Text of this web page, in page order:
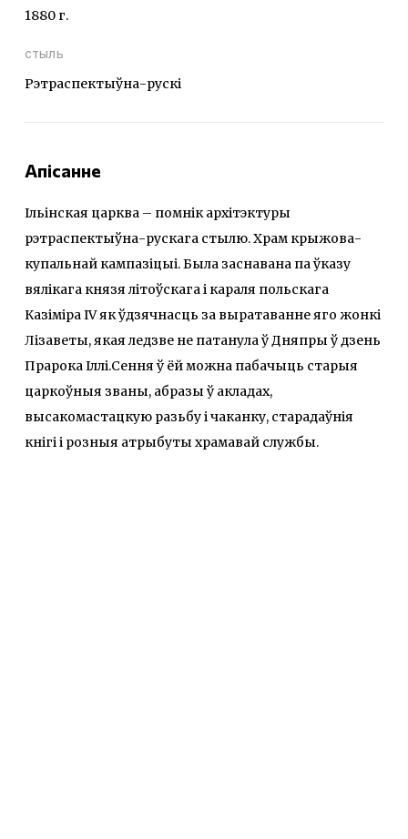
1880 г.
стыль
Рэтраспектыўна-рускі
Апісанне
Ільінская царква – помнік архітэктуры
рэтраспектыўна-рускага стылю. Храм крыжова-
купальнай кампазіцыі. Была заснавана па ўказу
вялікага князя літоўскага і караля польскага
Казіміра IV як ўдзячнасць за выратаванне яго жонкі
Лізаветы, якая ледзве не патанула ў Дняпры ў дзень
Прарока Іллі.Сення ў ёй можна пабачыць старыя
царкоўныя званы, абразы ў акладах,
высакомастацкую разьбу і чаканку, старадаўнія
кнігі і розныя атрыбуты храмавай службы.